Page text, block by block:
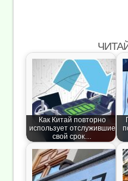
Как Китай повторно
использует отслужившие
свой срок…